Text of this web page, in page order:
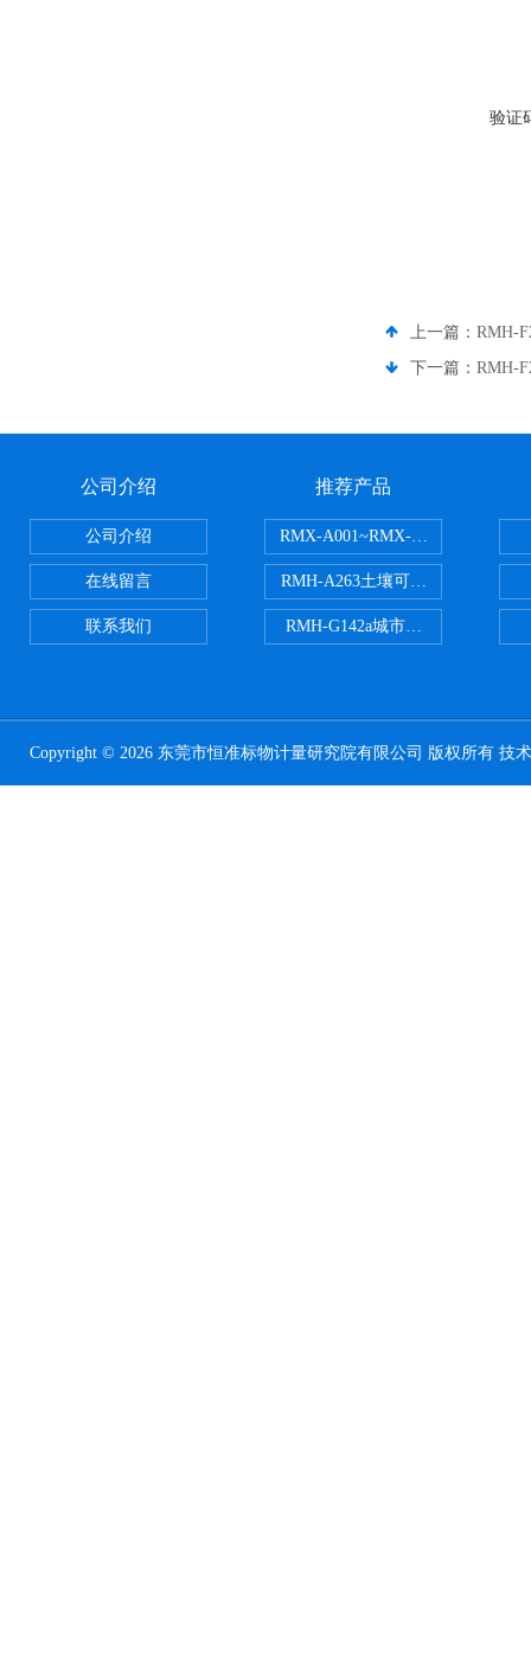
验证
上一篇： RMH-
下一篇： RMH-
公司介绍
公司介绍
在线留言
联系我们
推荐产品
RMX-A001~RMX-A002丙烯酸涂
RMH-A263土壤可交换酸度分析标
RMH-G142a城市污水处理污泥中
Copyright © 2026 东莞市恒准标物计量研究院有限公司 版权所有 技